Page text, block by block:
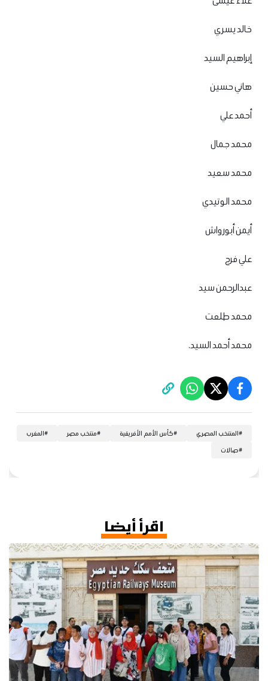
خالد يسري
إبراهيم السيد
هاني حسين
أحمد علي
محمد جمال
محمد سعيد
محمد الوتيدي
أيمن أبورواش
علي فرج
عبدالرحمن سيد
محمد طلعت
محمد أحمد السيد.
#المنتخب المصري #كأس الأمم الأفريقية #منتخب مصر #المغرب
#صالات
اقرأ أيضا